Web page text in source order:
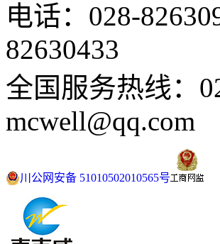
电话：028-
82630433
全国服务热线
mcwell@qq.com
川公网安备 51010502010565号